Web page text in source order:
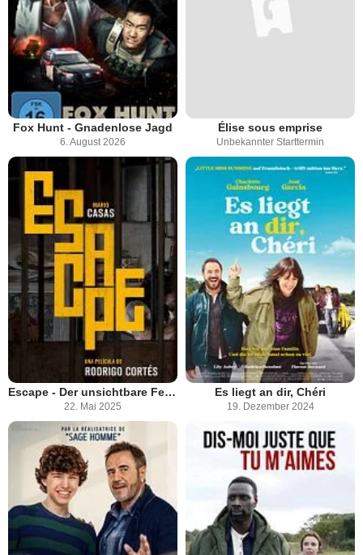
Fox Hunt - Gnadenlose Jagd
6. August 2026
Élise sous emprise
Unbekannter Starttermin
Escape - Der unsichtbare Feind
22. Mai 2025
Es liegt an dir, Chéri
19. Dezember 2024